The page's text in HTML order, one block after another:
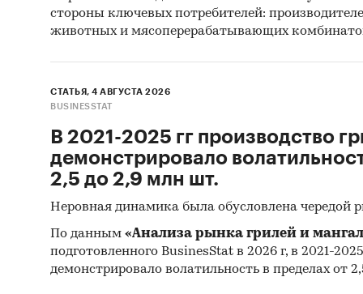
или
стороны ключевых потребителей:
животных и мясоперерабатывающих
СТАТЬЯ, 4 АВГУСТА 2026
BUSINESSTAT
В 2021-2025 гг производство
демонстрировало
2,5 до 2,9 млн шт.
Неровная динамика была обусловлена чередой
По данным «Анализа рынка грилей и
подготовленного BusinesStat в 2026 г, в 2021-
демонстрировало волатильность в пределах от